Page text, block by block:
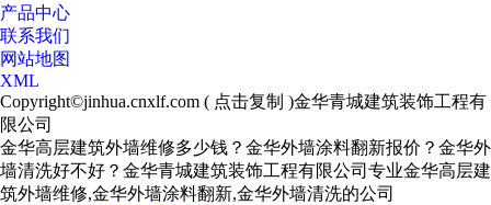
产品中心
联系我们
网站地图
XML
Copyright©jinhua.cnxlf.com ( 点击复制 )金华青城建筑装饰工程有
限公司
金华高层建筑外墙维修多少钱？金华外墙涂料翻新报价？金华外
墙清洗好不好？金华青城建筑装饰工程有限公司专业金华高层建
筑外墙维修,金华外墙涂料翻新,金华外墙清洗的公司